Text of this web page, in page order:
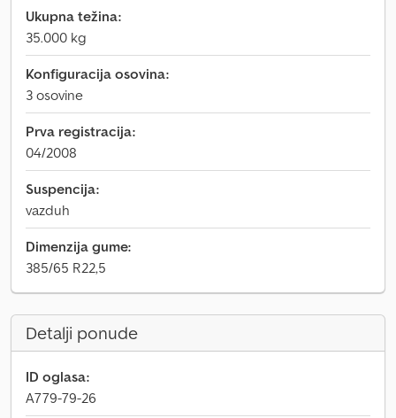
Ukupna težina:
35.000 kg
Konfiguracija osovina:
3 osovine
Prva registracija:
04/2008
Suspencija:
vazduh
Dimenzija gume:
385/65 R22,5
Detalji ponude
ID oglasa:
A779-79-26